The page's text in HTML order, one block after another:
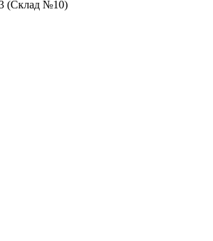
3 (Склад №10)